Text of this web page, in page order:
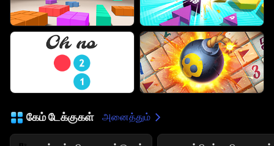
கேம் டேக்குகள் அனைத்தும்